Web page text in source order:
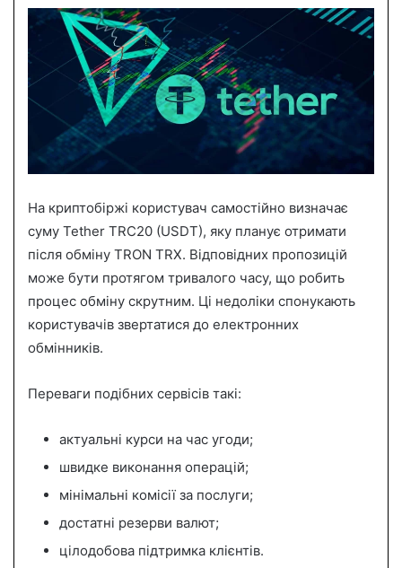
На криптобіржі користувач самостійно визначає
суму Tether TRC20 (USDT), яку планує отримати
після обміну TRON TRX. Відповідних пропозицій
може бути протягом тривалого часу, що робить
процес обміну скрутним. Ці недоліки спонукають
користувачів звертатися до електронних
обмінників.
Переваги подібних сервісів такі:
актуальні курси на час угоди;
швидке виконання операцій;
мінімальні комісії за послуги;
достатні резерви валют;
цілодобова підтримка клієнтів.